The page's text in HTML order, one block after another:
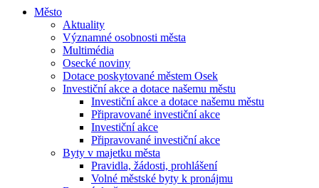
Město
Aktuality
Významné osobnosti města
Multimédia
Osecké noviny
Dotace poskytované městem Osek
Investiční akce a dotace našemu městu
Investiční akce a dotace našemu městu
Připravované investiční akce
Investiční akce
Připravované investiční akce
Byty v majetku města
Pravidla, žádosti, prohlášení
Volné městské byty k pronájmu